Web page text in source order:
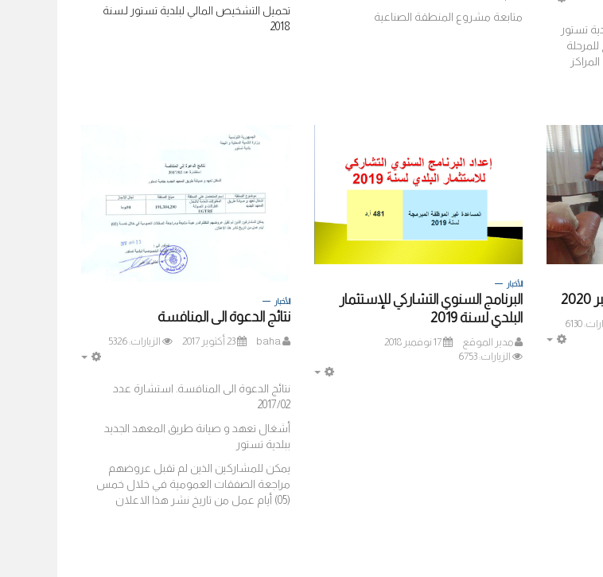
تستور
متابعة مشروع المنطقة الصناعية
تحميل التشخيص المالي لبلدية تستور لـسنة
2018
6130
EMPTY
الأخبار
البرنامج السنوي التشاركي للإستثمار
البلدي لسنة 2019
مدير الموقع
17 نوفمبر 2018
الزيارات: 6753
EMPTY
الأخبار
نتائج الدعوة الى المنافسة
baha 23 أكتوير 2017 الزيارات: 5326
نتائج الدعوة الى المنافسة. استشارة عدد
2017/02
أشغال تعهد و صيانة طريق المعهد الجديد
ببلدية تستور
يمكن للمشاركين الذين لم تقبل عروضهم
مراجعة الصفقات العمومية في خلال خمس
(05) أيام عمل من تاريخ نشر هذا الاعلان